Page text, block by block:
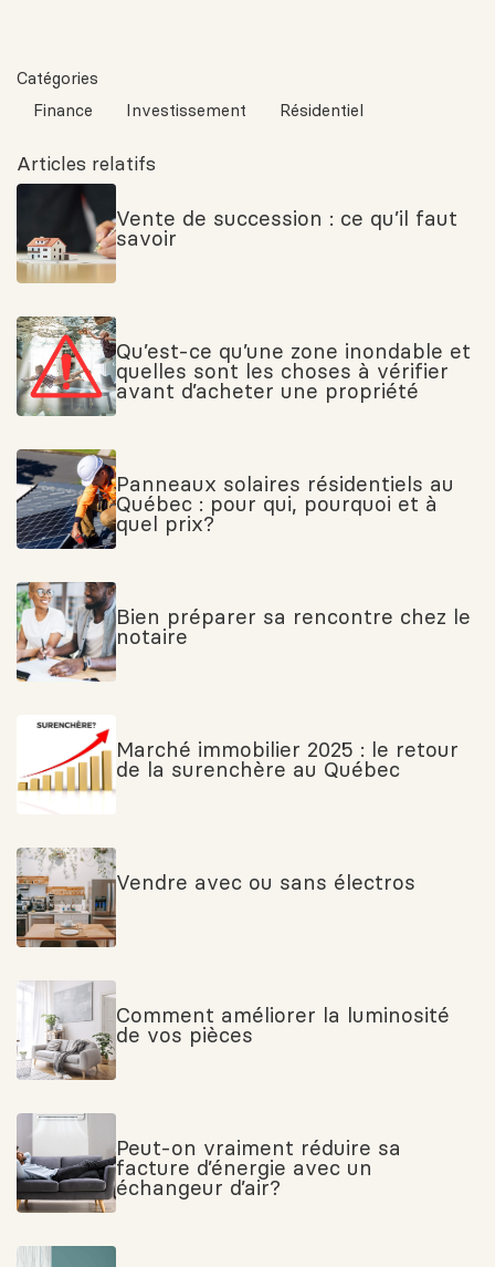
Catégories
Finance
Investissement Résidentiel
Articles relatifs
Vente de succession : ce qu’il faut
savoir
Qu’est-ce qu’une zone inondable et
quelles sont les choses à vérifier
avant d’acheter une propriété
Panneaux solaires résidentiels au
Québec : pour qui, pourquoi et à
quel prix?
Bien préparer sa rencontre chez le
notaire
Marché immobilier 2025 : le retour
de la surenchère au Québec
Vendre avec ou sans électros
Comment améliorer la luminosité
de vos pièces
Peut-on vraiment réduire sa
facture d’énergie avec un
échangeur d’air?